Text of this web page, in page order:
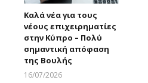
Καλά νέα για τους
νέους επιχειρηματίες
στην Κύπρο – Πολύ
σημαντική απόφαση
της Βουλής
16/07/2026